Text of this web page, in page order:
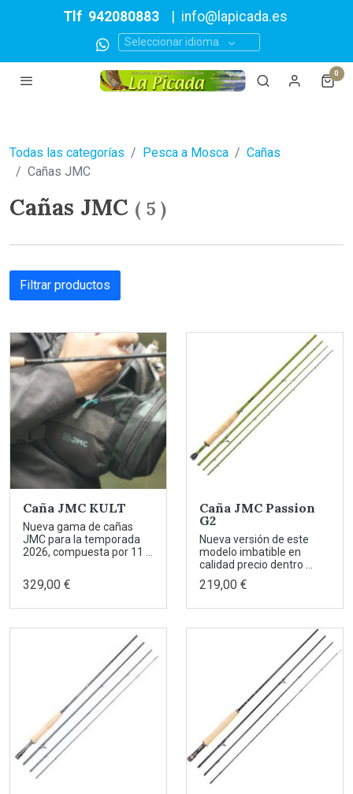
Tlf 942080883 info@lapicada.es
Seleccionar idioma
0
Todas las categorías Pesca a Mosca
Cañas
Cañas JMC
Cañas JMC ( 5 )
Filtrar productos
Caña JMC KULT
Nueva gama de cañas
JMC para la temporada
2026, compuesta por 11 ...
329,00 €
Caña JMC Passion
G2
Nueva versión de este
modelo imbatible en
calidad precio dentro ...
219,00 €